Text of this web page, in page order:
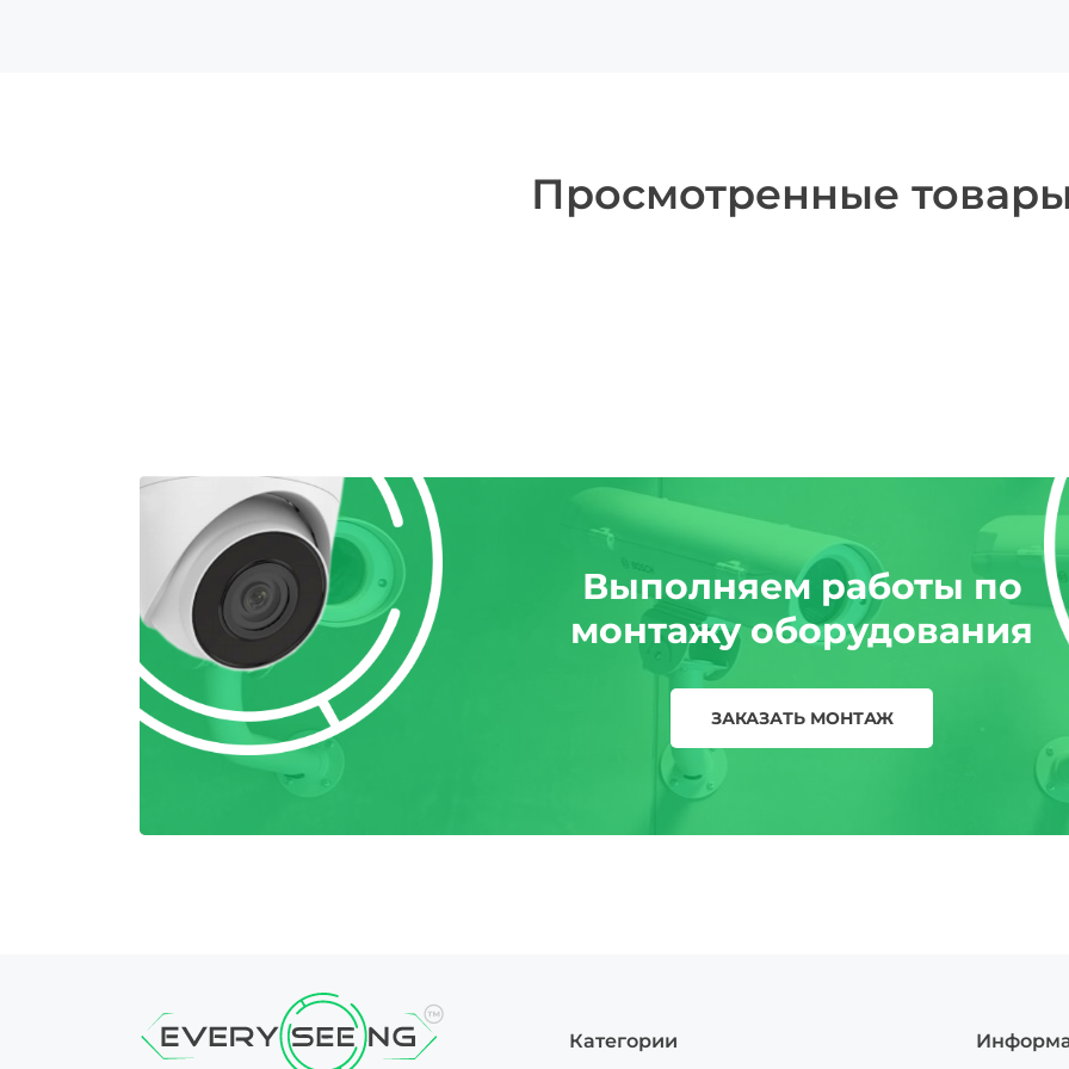
Просмотренные
Выполняем работы по
монтажу оборудования
ЗАКАЗАТЬ МОНТАЖ
Категории